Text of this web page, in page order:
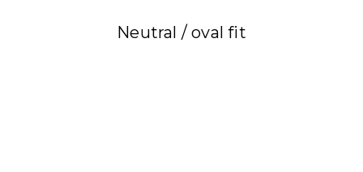
Neutral / oval fit